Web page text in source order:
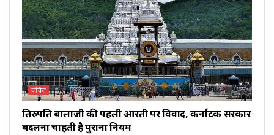
चर्चित
तिरुपति बालाजी की पहली आरती पर विवाद, कर्नाटक सरकार
बदलना चाहती है पुराना नियम